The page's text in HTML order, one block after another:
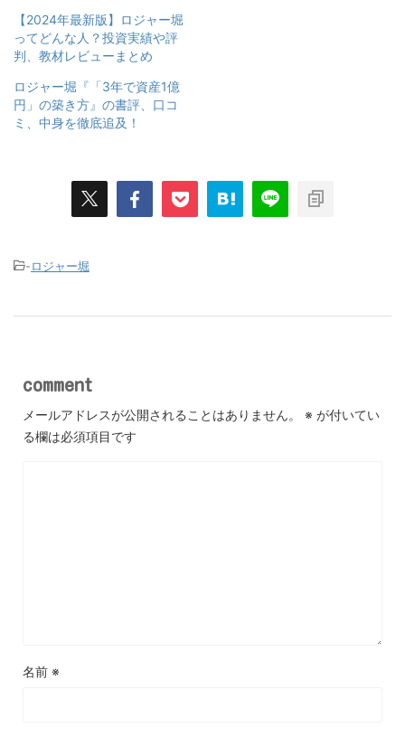
【2024年最新版】ロジャー堀
ってどんな人？投資実績や評
判、教材レビューまとめ
ロジャー堀『「3年で資産1億
円」の築き方』の書評、口コ
ミ、中身を徹底追及！
-ロジャー堀
comment
メールアドレスが公開されることはありません。 ※ が付いてい
る欄は必須項目です
名前 ※